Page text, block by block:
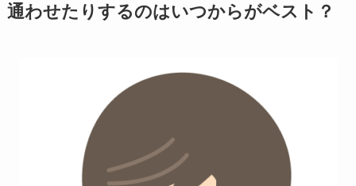
通わせたりするのはいつからがベスト？